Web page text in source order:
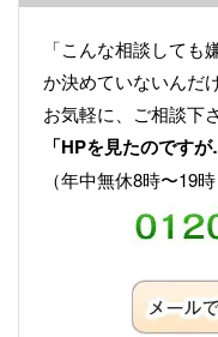
「こんな相談して
か決めていないんだ
お気軽に、ご相談下
「HPを見たのです
（年中無休8時〜19時